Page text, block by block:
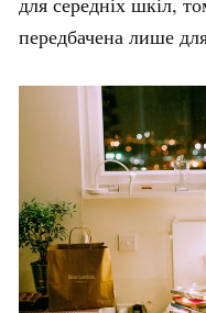
передбачена лише